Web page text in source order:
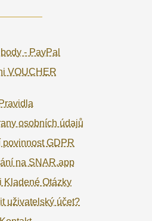
- PayPal
VOUCHER
Pravidla
osobních údajů
povinnost GDPR
na SNAR.app
Kladené Otázky
uživatelský účet?